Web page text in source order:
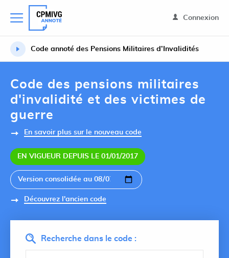
Connexion
Code annoté des Pensions Militaires d’Invalidités
Code des pensions militaires
d'invalidité et des victimes de
guerre
En savoir plus sur le nouveau code
EN VIGUEUR DEPUIS LE 01/01/2017
Découvrez l'ancien code
Recherche dans le code :